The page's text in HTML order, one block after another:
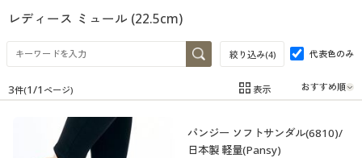
レディースファッション
女性下着
インナー・下着通販すべて
女性下着
メンズ下着
ジュニア・ティーンズ下着
メンズ
メンズ通販すべて
メンズファッション
メンズ下着
家電・雑貨
家電・雑貨すべて
寝具・インテリア・家具
寝具・インテリア・家具通販すべて
美容・健康
レディース ミュール (22.5cm)
絞り込み(4) 代表色のみ
在庫 在庫のある商品のみ表示
3件(1/1 ページ) 表示
パンジー ソフトサンダル(6810)/
日本製 軽量(Pansy)